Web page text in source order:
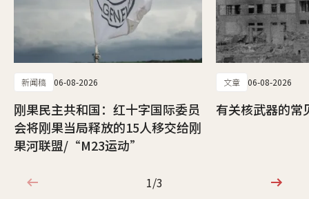
新闻稿 06-08-2026
刚果民主共和国：红十字国际委员
会将刚果当局释放的15人移交给刚
果河联盟/“M23运动”
文章 06-08-2026
有关核武器的常
1/3
1/3